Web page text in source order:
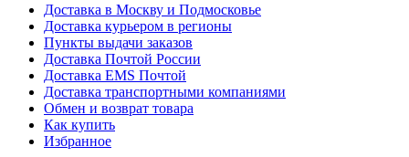
Доставка в Москву и Подмосковье
Доставка курьером в регионы
Пункты выдачи заказов
Доставка Почтой России
Доставка EMS Почтой
Доставка транспортными компаниями
Обмен и возврат товара
Как купить
Избранное